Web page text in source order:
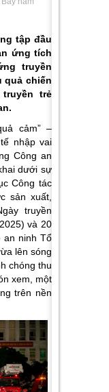
tập đầu
ứng tích
truyền
quả chiến
trẻ
cảm” –
nhập vai
Công an
dưới sự
Công tác
sản xuất,
truyền
và 20
an ninh Tổ
lên sóng
chóng thu
xem, một
trên nền